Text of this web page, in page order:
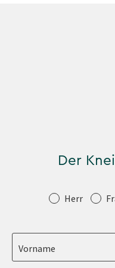
Der
Anrede Herr
Vorname